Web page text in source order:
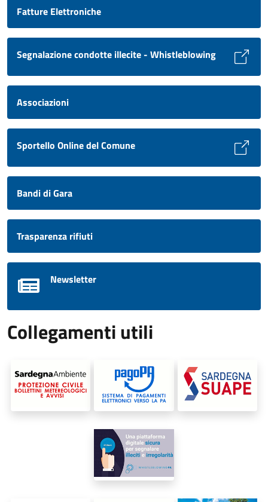
Fatture Elettroniche
Segnalazione condotte illecite - Whistleblowing
Associazioni
Sportello Online del Comune
Bandi di Gara
Trasparenza rifiuti
Newsletter
Collegamenti utili